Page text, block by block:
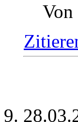
Von